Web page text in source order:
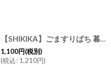
【SHIKIKA】ごますりばち 暮らしの小道具 すりばち すり鉢 ごま 美濃焼
1,100円(税別)
(税込: 1,210円)